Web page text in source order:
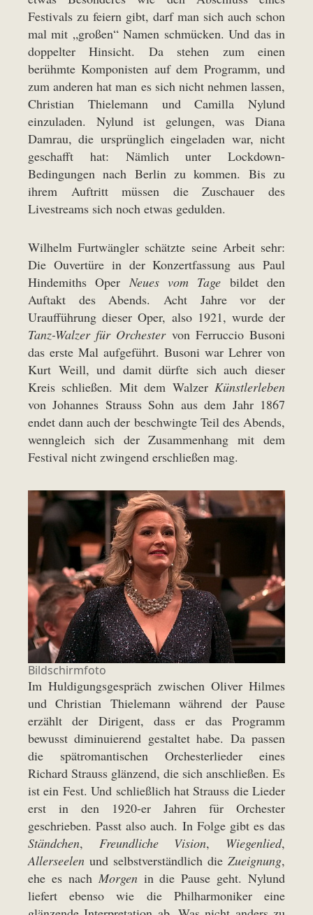
Festivals zu feiern gibt, darf man sich auch schon
mal mit „großen“ Namen schmücken. Und das in
doppelter Hinsicht. Da stehen zum einen
berühmte Komponisten auf dem Programm, und
zum anderen hat man es sich nicht nehmen lassen,
Christian Thielemann und Camilla Nylund
einzuladen. Nylund ist gelungen, was Diana
Damrau, die ursprünglich eingeladen war, nicht
geschafft hat: Nämlich unter Lockdown-
Bedingungen nach Berlin zu kommen. Bis zu
ihrem Auftritt müssen die Zuschauer des
Livestreams sich noch etwas gedulden.
Wilhelm Furtwängler schätzte seine Arbeit sehr:
Die Ouvertüre in der Konzertfassung aus Paul
Hindemiths Oper Neues vom Tage bildet den
Auftakt des Abends. Acht Jahre vor der
Uraufführung dieser Oper, also 1921, wurde der
Tanz-Walzer für Orchestervon Ferruccio Busoni
das erste Mal aufgeführt. Busoni war Lehrer von
Kurt Weill, und damit dürfte sich auch dieser
Kreis schließen. Mit dem Walzer Künstlerleben
von Johannes Strauss Sohn aus dem Jahr 1867
endet dann auch der beschwingte Teil des Abends,
wenngleich sich der Zusammenhang mit dem
Festival nicht zwingend erschließen mag.
Bildschirmfoto
Im Huldigungsgespräch zwischen Oliver Hilmes
und Christian Thielemann während der Pause
erzählt der Dirigent, dass er das Programm
bewusst diminuierend gestaltet habe. Da passen
die spätromantischen Orchesterlieder eines
Richard Strauss glänzend, die sich anschließen. Es
ist ein Fest. Und schließlich hat Strauss die Lieder
erst in den 1920-er Jahren für Orchester
geschrieben. Passt also auch. In Folge gibt es das
Ständchen, Freundliche Vision, Wiegenlied,
Allerseelen und selbstverständlich die Zueignung,
ehe es nach Morgenin die Pause geht. Nylund
liefert ebenso wie die Philharmoniker eine